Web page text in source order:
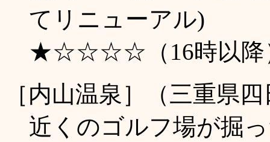
てリニューアル)
★☆☆☆☆（16時以降
［内山温泉］（三重県
近くのゴルフ場が掘